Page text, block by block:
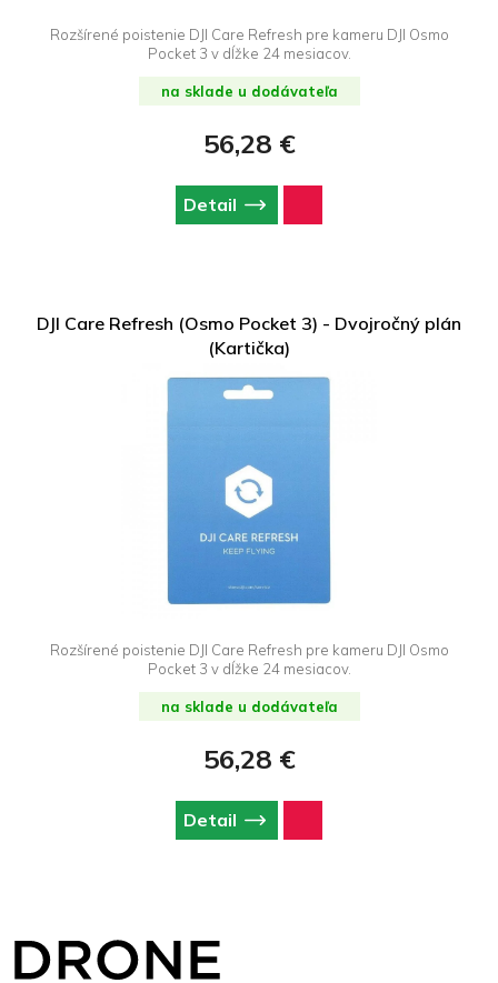
Rozšírené poistenie DJI Care Refresh pre kameru DJI Osmo
Pocket 3 v dĺžke 24 mesiacov.
na sklade u dodávateľa
56,28 €
Detail
DJI Care Refresh (Osmo Pocket 3) - Dvojročný plán
(Kartička)
Rozšírené poistenie DJI Care Refresh pre kameru DJI Osmo
Pocket 3 v dĺžke 24 mesiacov.
na sklade u dodávateľa
56,28 €
Detail